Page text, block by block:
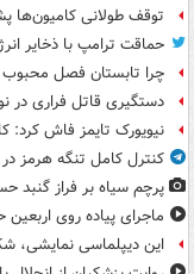
توقف طولانی
حماقت ترامپ با ذخایر
چرا تابستان فصل
دستگیری قاتل فراری در
نیویورک تایمز فاش کرد:
کنترل کامل تنگه هرمز
پرچم سیاه بر فراز گنبد
ماجرای پیاده روی
این دیپلماسی